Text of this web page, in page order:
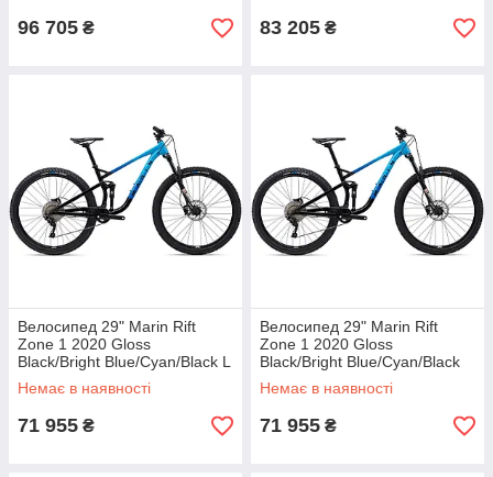
96 705 ₴ 83 205 ₴
Велосипед 29" Marin Rift
Zone 1 2020 Gloss
Black/Bright Blue/Cyan/Black L
Немає в наявності
71 955 ₴
Велосипед 29" Marin Rift
Zone 1 2020 Gloss
Black/Bright Blue/Cyan/Black
XL
Немає в наявності
71 955 ₴